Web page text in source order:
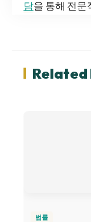
담을 통해 전문
Related
법률